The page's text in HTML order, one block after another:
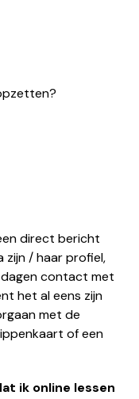
direct bericht
zijn / haar profiel,
contact met
het al eens zijn
met de
of een
ik online lessen